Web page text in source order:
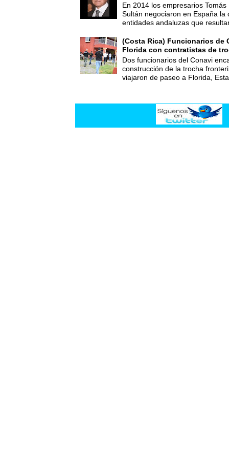
En 2014 los empresarios
Sultán negociaron en España la
entidades andaluzas que
(Costa Rica) Funcionarios de
Florida con contratistas de
Dos funcionarios del Conavi
construcción de la trocha
viajaron de paseo a Florida,